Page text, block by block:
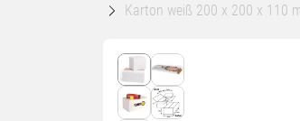
Karton weiß 200 x 200 x 110